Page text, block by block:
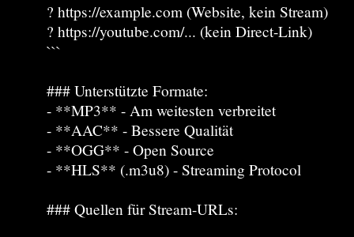
? https://example.com (Website, kein Stream)
? https://youtube.com/... (kein Direct-Link)
```
### Unterstützte Formate:
- **MP3** - Am weitesten verbreitet
- **AAC** - Bessere Qualität
- **OGG** - Open Source
- **HLS** (.m3u8) - Streaming Protocol
### Quellen für Stream-URLs: